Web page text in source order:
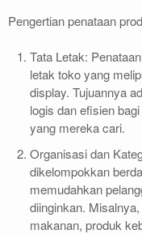
Pengertian penataan
Tata Letak:
letak toko yang
display. Tujuannya
logis dan efisien
yang mereka cari.
Organisasi dan
dikelompokkan
memudahkan
diinginkan.
makanan, produk